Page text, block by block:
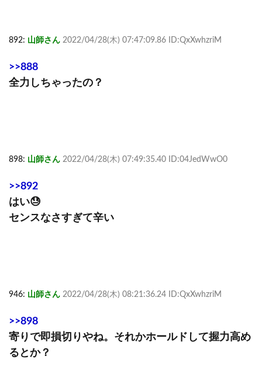
892: 山師さん 2022/04/28(木) 07:47:09.86 ID:QxXwhzriM
>>888
全力しちゃったの？
898: 山師さん 2022/04/28(木) 07:49:35.40 ID:04JedWwO0
>>892
はい😓
センスなさすぎて辛い
946: 山師さん 2022/04/28(木) 08:21:36.24 ID:QxXwhzriM
>>898
寄りで即損切りやね。それかホールドして握力高め
るとか？